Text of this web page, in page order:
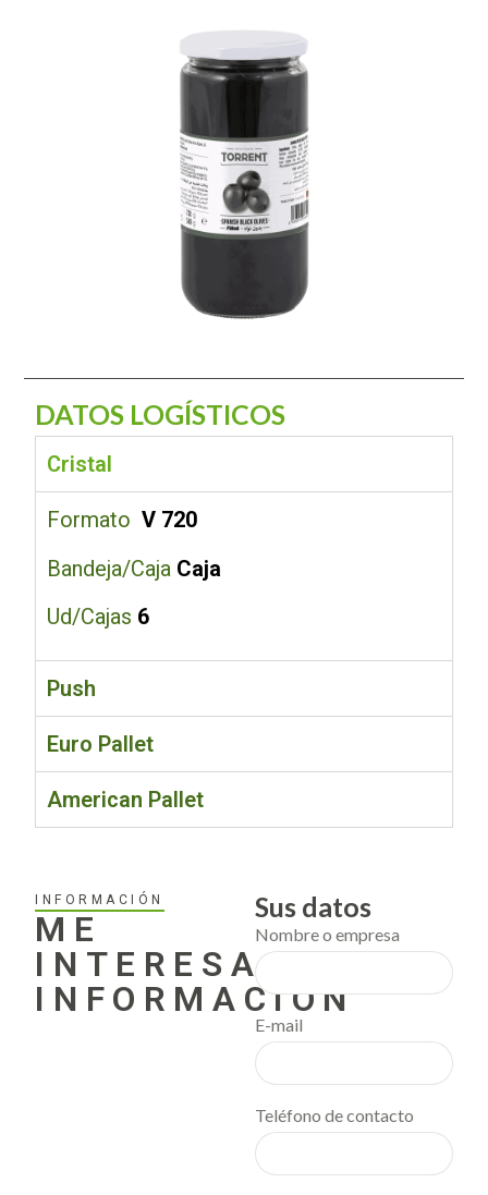
DATOS LOGÍSTICOS
Cristal
FormatoV 720
Bandeja/Caja Caja
Ud/Cajas 6
Push
Euro Pallet
American Pallet
INFORMACIÓN
ME
INTERESA
INFORMACIÓN
Sus datos
Nombre o empresa
E-mail
Teléfono de contacto